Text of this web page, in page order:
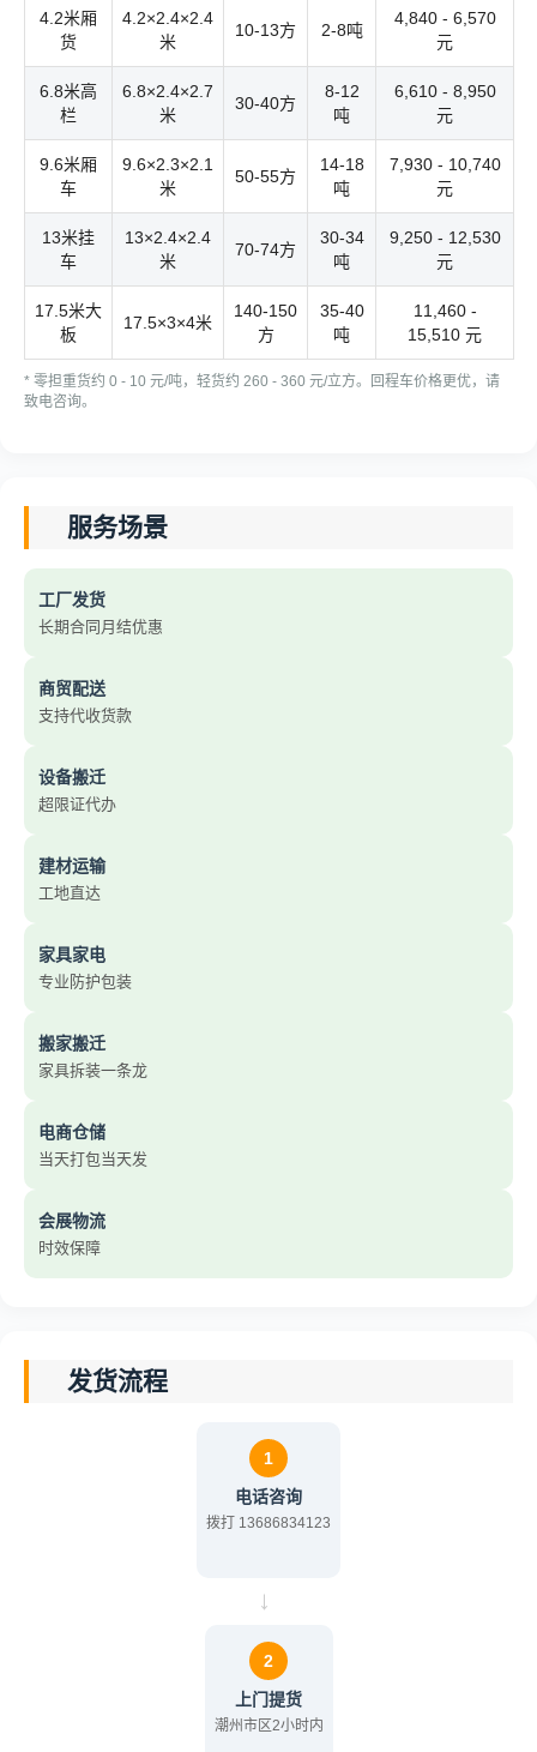
4.2米厢
货
4.2×2.4×2.4
米
10-13方 2-8吨
4,840 - 6,570
元
6.8米高
栏
6.8×2.4×2.7
米
30-40方
8-12
吨
6,610 - 8,950
元
9.6米厢
车
9.6×2.3×2.1
米
50-55方
14-18
吨
7,930 - 10,740
元
13米挂
车
13×2.4×2.4
米
70-74方
30-34
吨
9,250 - 12,530
元
17.5米大
板
17.5×3×4米
140-150
方
35-40
吨
11,460 -
15,510 元
* 零担重货约 0 - 10 元/吨，轻货约 260 - 360 元/立方。回程车价格更优，请
致电咨询。
服务场景
工厂发货
长期合同月结优惠
商贸配送
支持代收货款
设备搬迁
超限证代办
建材运输
工地直达
家具家电
专业防护包装
搬家搬迁
家具拆装一条龙
电商仓储
当天打包当天发
会展物流
时效保障
发货流程
1
电话咨询
拨打 13686834123
→
2
上门提货
潮州市区2小时内